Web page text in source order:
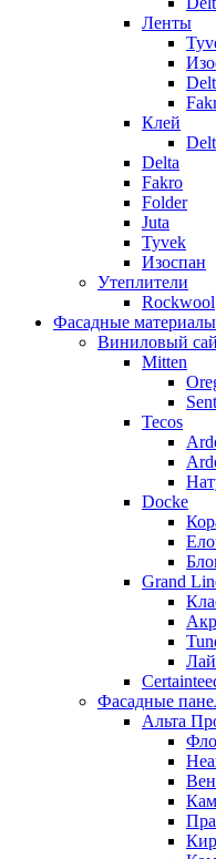
Ленты
Клей
Delta
Fakro
Folder
Juta
Tyvek
Изоспан
Утеплители
Rockwool
Фасадные материалы
Виниловый
Mitten
Tecos
Docke
Grand
Фасадные
Альта